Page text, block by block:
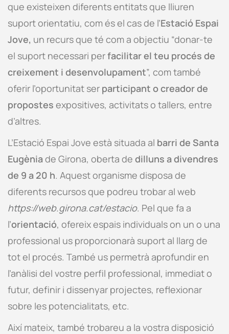
que existeixen diferents entitats que lliuren
suport orientatiu, com és el cas de l’Estació Espai
Jove, un recurs que té com a objectiu “donar-te
el suport necessari perfacilitar el teu procés de
creixement i desenvolupament”, com també
oferir l’oportunitat ser participant o creador de
propostes expositives, activitats o tallers, entre
d’altres.
L’Estació Espai Jove està situada al barri de Santa
Eugènia de Girona, oberta de dilluns a divendres
de 9 a 20 h. Aquest organisme disposa de
diferents recursos que podreu trobar al web
https://web.girona.cat/estacio. Pel que fa a
l’orientació, ofereix espais individuals on un o una
professional us proporcionarà suport al llarg de
tot el procés. També us permetrà aprofundir en
l’anàlisi del vostre perfil professional, immediat o
futur, definir i dissenyar projectes, reflexionar
sobre les potencialitats, etc.
Així mateix, també trobareu a la vostra disposició